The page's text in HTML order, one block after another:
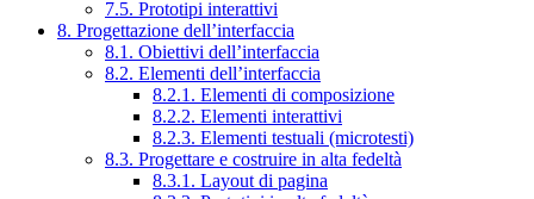
7.5. Prototipi interattivi
8. Progettazione dell’interfaccia
8.1. Obiettivi dell’interfaccia
8.2. Elementi dell’interfaccia
8.2.1. Elementi di composizione
8.2.2. Elementi interattivi
8.2.3. Elementi testuali (microtesti)
8.3. Progettare e costruire in alta fedeltà
8.3.1. Layout di pagina